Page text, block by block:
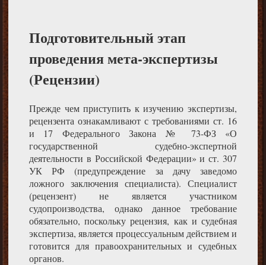
Подготовительный этап
проведения мета-экспертизы
(Рецензии)
Прежде чем приступить к изучению экспертизы,
рецензента ознакамливают с требованиями ст. 16
и 17 Федерального Закона № 73-ФЗ «О
государственной судебно-экспертной
деятельности в Российской Федерации» и ст. 307
УК РФ (предупреждение за дачу заведомо
ложного заключения специалиста). Специалист
(рецензент) не является участником
судопроизводства, однако данное требование
обязательно, поскольку рецензия, как и судебная
экспертиза, является процессуальным действием и
готовится для правоохранительных и судебных
органов.